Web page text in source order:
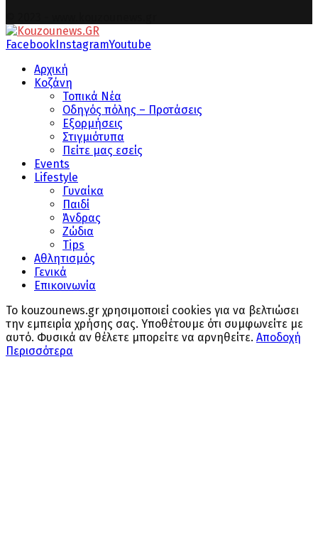
FacebookInstagramYoutube
Αρχική
Κοζάνη
Τοπικά Νέα
Οδηγός πόλης – Προτάσεις
Εξορμήσεις
Στιγμιότυπα
Πείτε μας εσείς
Events
Lifestyle
Γυναίκα
Παιδί
Άνδρας
Ζώδια
Tips
Αθλητισμός
Γενικά
Επικοινωνία
Το kouzounews.gr χρησιμοποιεί cookies για να βελτιώσει
την εμπειρία χρήσης σας. Υποθέτουμε ότι συμφωνείτε με
αυτό. Φυσικά αν θέλετε μπορείτε να αρνηθείτε. Αποδοχή
Περισσότερα